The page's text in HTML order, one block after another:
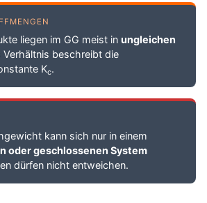
liegen im GG meist in ungleichen
Verhältnis beschreibt die
Kc.
kann sich nur in einem
oder geschlossenen System
dürfen nicht entweichen.